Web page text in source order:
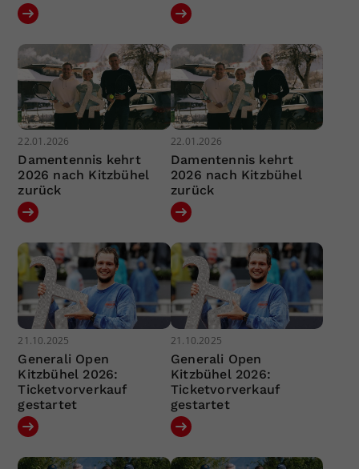
22.01.2026
Damentennis kehrt
2026 nach Kitzbühel
zurück
22.01.2026
Damentennis kehrt
2026 nach Kitzbühel
zurück
21.10.2025
Generali Open
Kitzbühel 2026:
Ticketvorverkauf
gestartet
21.10.2025
Generali Open
Kitzbühel 2026:
Ticketvorverkauf
gestartet